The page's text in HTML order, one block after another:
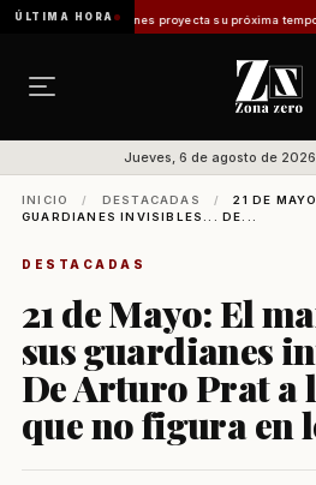
ÚLTIMA HORA
proyecta su próxima temporada con el
Jueves, 6 de agosto de 2026
INICIO / DESTACADAS /
21 DE
GUARDIANES INVISIBLES... DE...
DESTACADAS
21 de Mayo: El
sus guardianes
De Arturo Prat a
que no figura en